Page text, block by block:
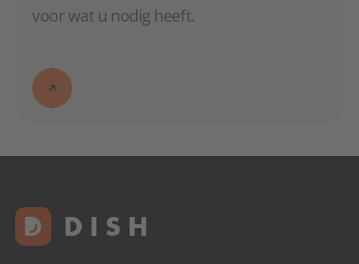
voor wat u nodig heeft.